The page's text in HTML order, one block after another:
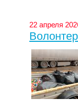
22 апреля